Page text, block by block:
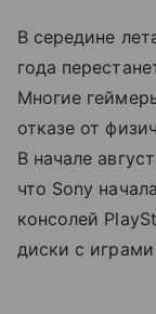
В середине
года
Многие
отказе от
В начале
что Sony
консолей
диски с играми